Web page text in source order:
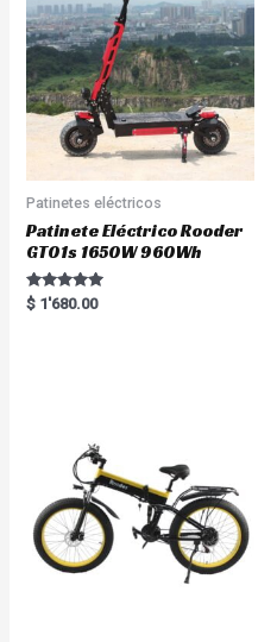
Patinetes eléctricos
Patinete Eléctrico Rooder
GT01s 1650W 960Wh
Rated
5.00
$ 1'680.00